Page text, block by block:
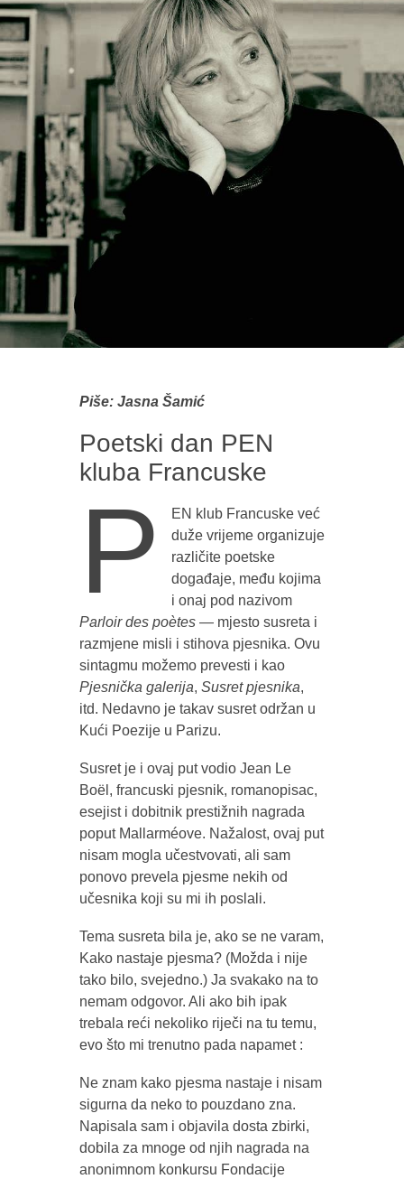
Piše: Jasna Šamić
Poetski dan PEN
kluba Francuske
P
EN klub Francuske već
duže vrijeme organizuje
različite poetske
događaje, među kojima
i onaj pod nazivom
Parloir des poètes— mjesto susreta i
razmjene misli i stihova pjesnika. Ovu
sintagmu možemo prevesti i kao
Pjesnička galerija, Susret pjesnika,
itd. Nedavno je takav susret održan u
Kući Poezije u Parizu.
Susret je i ovaj put vodio Jean Le
Boël, francuski pjesnik, romanopisac,
esejist i dobitnik prestižnih nagrada
poput Mallarméove. Nažalost, ovaj put
nisam mogla učestvovati, ali sam
ponovo prevela pjesme nekih od
učesnika koji su mi ih poslali.
Tema susreta bila je, ako se ne varam,
Kako nastaje pjesma? (Možda i nije
tako bilo, svejedno.) Ja svakako na to
nemam odgovor. Ali ako bih ipak
trebala reći nekoliko riječi na tu temu,
evo što mi trenutno pada napamet :
Ne znam kako pjesma nastaje i nisam
sigurna da neko to pouzdano zna.
Napisala sam i objavila dosta zbirki,
dobila za mnoge od njih nagrada na
anonimnom konkursu Fondacije